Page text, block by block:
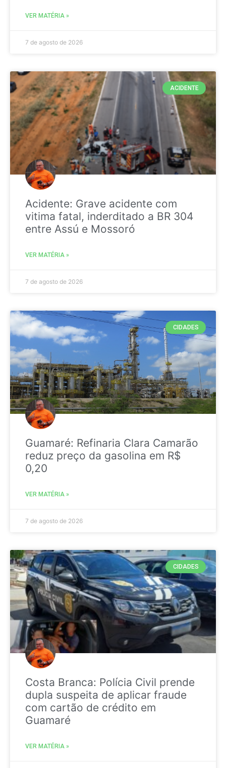
VER MATÉRIA »
7 de agosto de 2026
ACIDENTE
Acidente: Grave acidente com
vitima fatal, inderditado a BR 304
entre Assú e Mossoró
VER MATÉRIA »
7 de agosto de 2026
CIDADES
Guamaré: Refinaria Clara Camarão
reduz preço da gasolina em R$
0,20
VER MATÉRIA »
7 de agosto de 2026
CIDADES
Costa Branca: Polícia Civil prende
dupla suspeita de aplicar fraude
com cartão de crédito em
Guamaré
VER MATÉRIA »